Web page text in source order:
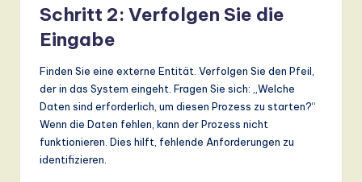
Schritt 2: Verfolgen Sie die
Eingabe
Finden Sie eine externe Entität. Verfolgen Sie den Pfeil,
der in das System eingeht. Fragen Sie sich: „Welche
Daten sind erforderlich, um diesen Prozess zu starten?“
Wenn die Daten fehlen, kann der Prozess nicht
funktionieren. Dies hilft, fehlende Anforderungen zu
identifizieren.